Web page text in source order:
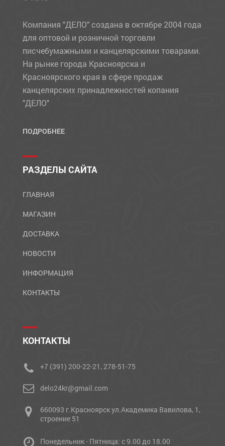
Компания "ДЕЛО" создана в октябре 2004 года
для оптовой и розничной торговли
писчебумажными и канцелярскими товарами.
На рынке города Красноярска и
Красноярского края в сфере продаж
канцелярских принадлежностей копания
"ДЕЛО"
ПОДРОБНЕЕ
РАЗДЕЛЫ САЙТА
ГЛАВНАЯ
МАГАЗИН
ДОСТАВКА
НОВОСТИ
ИНФОРМАЦИЯ
КОНТАКТЫ
КОНТАКТЫ
+7 (391) 200-22-21, 278-51-75
delo24kr@gmail.com
660093 г.Красноярск ул.Академика Вавилова, 1,
строение 51
Понедельник - Пятница: с 9.00 до 18.00